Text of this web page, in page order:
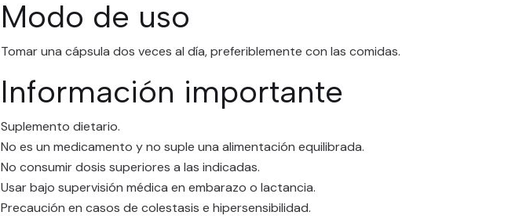
Modo de uso
Tomar una cápsula dos veces al día, preferiblemente con las comidas.
Información importante
Suplemento dietario.
No es un medicamento y no suple una alimentación equilibrada.
No consumir dosis superiores a las indicadas.
Usar bajo supervisión médica en embarazo o lactancia.
Precaución en casos de colestasis e hipersensibilidad.